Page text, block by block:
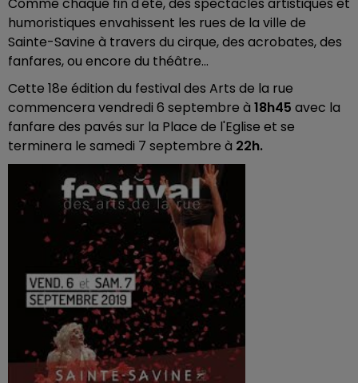
humoristiques envahissent les rues de la ville de
Sainte-Savine à travers du cirque, des acrobates, des
fanfares, ou encore du théâtre...
Cette 18e édition du festival des Arts de la rue
commencera vendredi 6 septembre à 18h45 avec la
fanfare des pavés sur la Place de l'Eglise et se
terminera le samedi 7 septembre à 22h.